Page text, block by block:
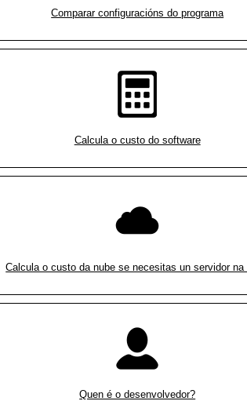
Comparar configuracións do programa
Calcula o custo do software
Calcula o custo da nube se necesitas un servidor na
Quen é o desenvolvedor?